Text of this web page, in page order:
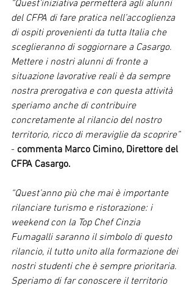
“Quest’iniziativa permetterà agli alunni
del CFPA di fare pratica nell’accoglienza
di ospiti provenienti da tutta Italia che
sceglieranno di soggiornare a Casargo.
Mettere i nostri alunni di fronte a
situazione lavorative reali è da sempre
nostra prerogativa e con questa attività
speriamo anche di contribuire
concretamente al rilancio del nostro
territorio, ricco di meraviglie da scoprire”
- commenta Marco Cimino, Direttore del
CFPA Casargo.
“Quest’anno più che mai è importante
rilanciare turismo e ristorazione: i
weekend con la Top Chef Cinzia
Fumagalli saranno il simbolo di questo
rilancio, il tutto unito alla formazione dei
nostri studenti che è sempre prioritaria.
Speriamo di far conoscere il territorio